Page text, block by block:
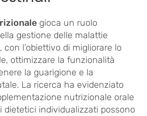
gioca un ruolo
gestione delle malattie
l’obiettivo di migliorare lo
ottimizzare la funzionalità
la guarigione e la
La ricerca ha evidenziato
nutrizionale orale
dietetici individualizzati possono